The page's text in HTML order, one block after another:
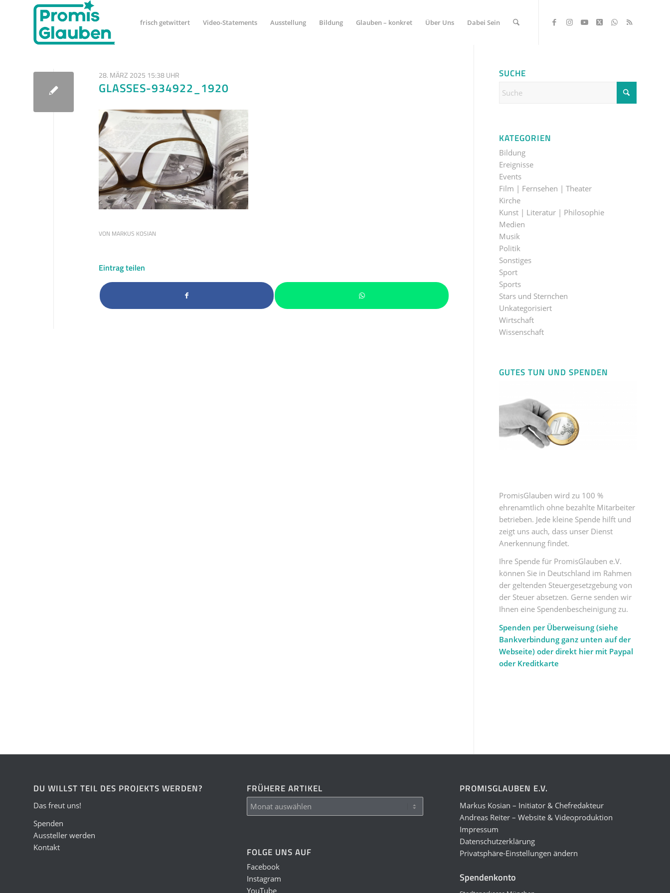
frisch getwittert Video-Statements Ausstellung Bildung Glauben – konkret Über Uns Dabei Sein
28. MÄRZ 2025 15:38 UHR
GLASSES-934922_1920
VON MARKUS KOSIAN
Eintrag teilen
SUCHE
KATEGORIEN
Bildung
Ereignisse
Events
Film | Fernsehen | Theater
Kirche
Kunst | Literatur | Philosophie
Medien
Musik
Politik
Sonstiges
Sport
Sports
Stars und Sternchen
Unkategorisiert
Wirtschaft
Wissenschaft
GUTES TUN UND SPENDEN
PromisGlauben wird zu 100 %
ehrenamtlich ohne bezahlte Mitarbeiter
betrieben. Jede kleine Spende hilft und
zeigt uns auch, dass unser Dienst
Anerkennung findet.
Ihre Spende für PromisGlauben e.V.
können Sie in Deutschland im Rahmen
der geltenden Steuergesetzgebung von
der Steuer absetzen. Gerne senden wir
Ihnen eine Spendenbescheinigung zu.
Spenden per Überweisung (siehe
Bankverbindung ganz unten auf der
Webseite) oder direkt hier mit Paypal
oder Kreditkarte
DU WILLST TEIL DES PROJEKTS WERDEN?
Das freut uns!
Spenden
Aussteller werden
Kontakt
FRÜHERE ARTIKEL
FOLGE UNS AUF
Facebook
Instagram
YouTube
PROMISGLAUBEN E.V.
Markus Kosian – Initiator & Chefredakteur
Andreas Reiter – Website & Videoproduktion
Impressum
Datenschutzerklärung
Privatsphäre-Einstellungen ändern
Spendenkonto